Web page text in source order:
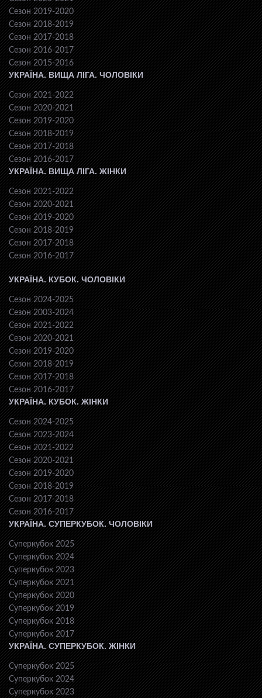
Сезон 2019-2020
Сезон 2018-2019
Сезон 2017-2018
Сезон 2016-2017
Сезон 2015-2016
УКРАЇНА. ВИЩА ЛІГА. ЧОЛОВІКИ
Сезон 2021-2022
Сезон 2020-2021
Сезон 2019-2020
Сезон 2018-2019
Сезон 2017-2018
Сезон 2016-2017
УКРАЇНА. ВИЩА ЛІГА. ЖІНКИ
Сезон 2021-2022
Сезон 2020-2021
Сезон 2019-2020
Сезон 2018-2019
Сезон 2017-2018
Сезон 2016-2017
УКРАЇНА. КУБОК. ЧОЛОВІКИ
Сезон 2024-2025
Сезон 2003-2024
Сезон 2021-2022
Сезон 2020-2021
Сезон 2019-2020
Сезон 2018-2019
Сезон 2017-2018
Сезон 2016-2017
УКРАЇНА. КУБОК. ЖІНКИ
Сезон 2024-2025
Сезон 2023-2024
Сезон 2021-2022
Сезон 2020-2021
Сезон 2019-2020
Сезон 2018-2019
Сезон 2017-2018
Сезон 2016-2017
УКРАЇНА. СУПЕРКУБОК. ЧОЛОВІКИ
Суперкубок 2025
Суперкубок 2024
Суперкубок 2023
Суперкубок 2021
Суперкубок 2020
Суперкубок 2019
Суперкубок 2018
Суперкубок 2017
УКРАЇНА. СУПЕРКУБОК. ЖІНКИ
Суперкубок 2025
Суперкубок 2024
Суперкубок 2023